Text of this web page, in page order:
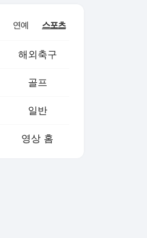
연예 스포츠
해외축구
골프
일반
영상 홈